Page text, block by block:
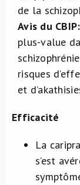
de la
Avis du CBIP:
plus-value
risques
et
Efficacité
La
s’est